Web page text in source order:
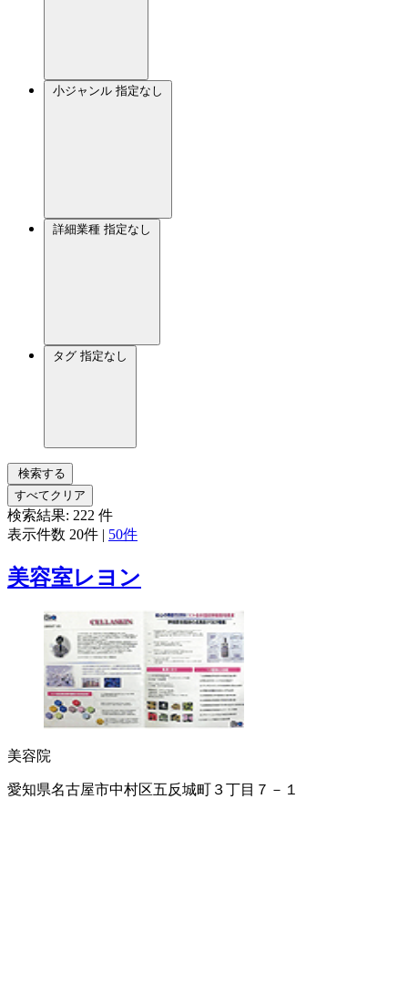
小ジャンル 指定なし
詳細業種 指定なし
タグ 指定なし
検索する
すべてクリア
検索結果: 222 件
表示件数 20件 | 50件
美容室レヨン
美容院
愛知県名古屋市中村区五反城町３丁目７－１